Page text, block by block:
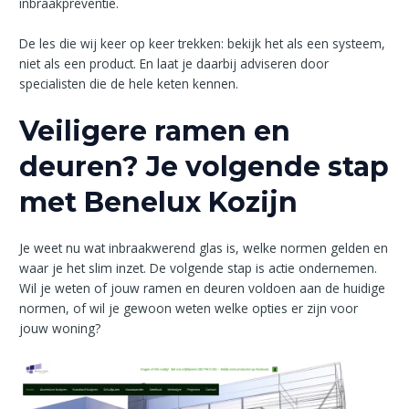
De les die wij keer op keer trekken: bekijk het als een systeem,
niet als een product. En laat je daarbij adviseren door
specialisten die de hele keten kennen.
Veiligere ramen en
deuren? Je volgende stap
met Benelux Kozijn
Je weet nu wat inbraakwerend glas is, welke normen gelden en
waar je het slim inzet. De volgende stap is actie ondernemen.
Wil je weten of jouw ramen en deuren voldoen aan de huidige
normen, of wil je gewoon weten welke opties er zijn voor
jouw woning?